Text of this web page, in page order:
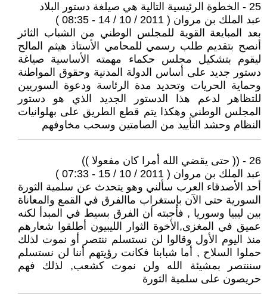
25 - الخطوة الرئيسية التالية هي صيلغة دستور البلاد
عبد الملك بن مروان ( 2011 / 10 / 14 - 08:35 )
بعد المبايعة القوية للمجلس الوطني من الشباب الثائر
أنصح بتقديم طلب رسمي للمحامي الأستاذ هيثم المالح
ليقوم بتشكيل مجلس حكماء مهمته الأساسية صياغة
دستور جديد على أساس الدولة المدنية وحقوق المواطنة
وحماية الحريات وتحديد مدة الرئاسة ودعوة السوريين
للتظاهر لدعم هذا الدستور الجديد الذي هو دستور
المجلس الوطني وهكذا يتم قطع الطريق على بهلوانيات
النظام وحشد التأييد من الصامتين وسحب مخاوفهم
26 - (( حتى يقضي الله أمرا كان مفعولا ))
عبد الملك بن مروان ( 2011 / 10 / 15 - 07:33 )
أحد الأصدقاء العرب سألني وهو يتحدث عن سلمية الثورة
السورية حتى الآن بإستغراب ماالفرق في القمع والمعاناة
بين ليبيا وسوريا , فأجبته أن الفرق بسيط في المبدأ لكنه
عميق في المغزى,الأخوة الثوار الليبيون أطلقوا شعارهم
منذ اليوم الأول وقالوا لن نستسلم ننتصر أو نموت لذلك
حملوا السلاح , أما شبابنا فكانت رؤيتهم أننا لن نستسلم
سننتصر بمشيئة الله ولن نموت كشعب, لذلك فهم
حريصون على سلمية الثورة